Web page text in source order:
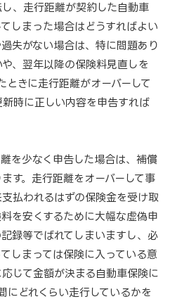
、走行距離が契約した自動車
しまった場合はどうすればよい
失がない場合は、特に問題あり
、翌年以降の保険料見直しを
ときに走行距離がオーバーして
時に正しい内容を申告すれば
を少なく申告した場合は、補償
す。走行距離をオーバーして事
払われるはずの保険金を受け取
を安くするために大幅な虚偽申
録等でばれてしまいますし、必
しまっては保険に入っている意
じて金額が決まる自動車保険に
にどれくらい走行しているかを